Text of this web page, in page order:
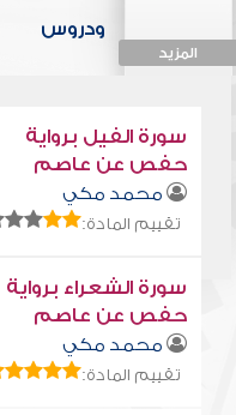
المزيد
ودروس
سورة الفيل برواية
حفص عن عاصم
محمد مكي
تقييم المادة:
سورة الشعراء برواية
حفص عن عاصم
محمد مكي
تقييم المادة: